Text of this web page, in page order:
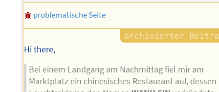
problematische Seite
Hi there,
Bei einem Landgang am Nachmittag fiel mir am
Marktplatz ein chinesisches Restaurant auf, dessen